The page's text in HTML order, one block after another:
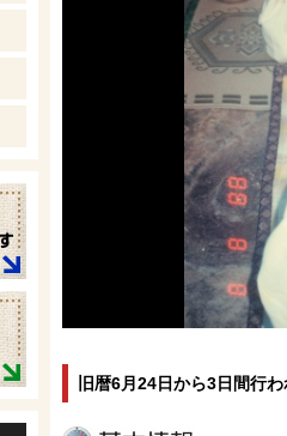
旧暦6月24日から3日間行